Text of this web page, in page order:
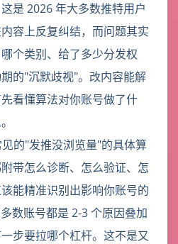
是 2026 年大多数推特用户
容上反复纠结，而问题其实
个类别、给了多少分发权
的"沉默歧视"。改内容能解
看懂算法对你账号做了什
的"发推没浏览量"的具体算
带怎么诊断、怎么验证、怎
能精准识别出影响你账号的
数账号都是 2-3 个原因叠加
步要拉哪个杠杆。这不是又